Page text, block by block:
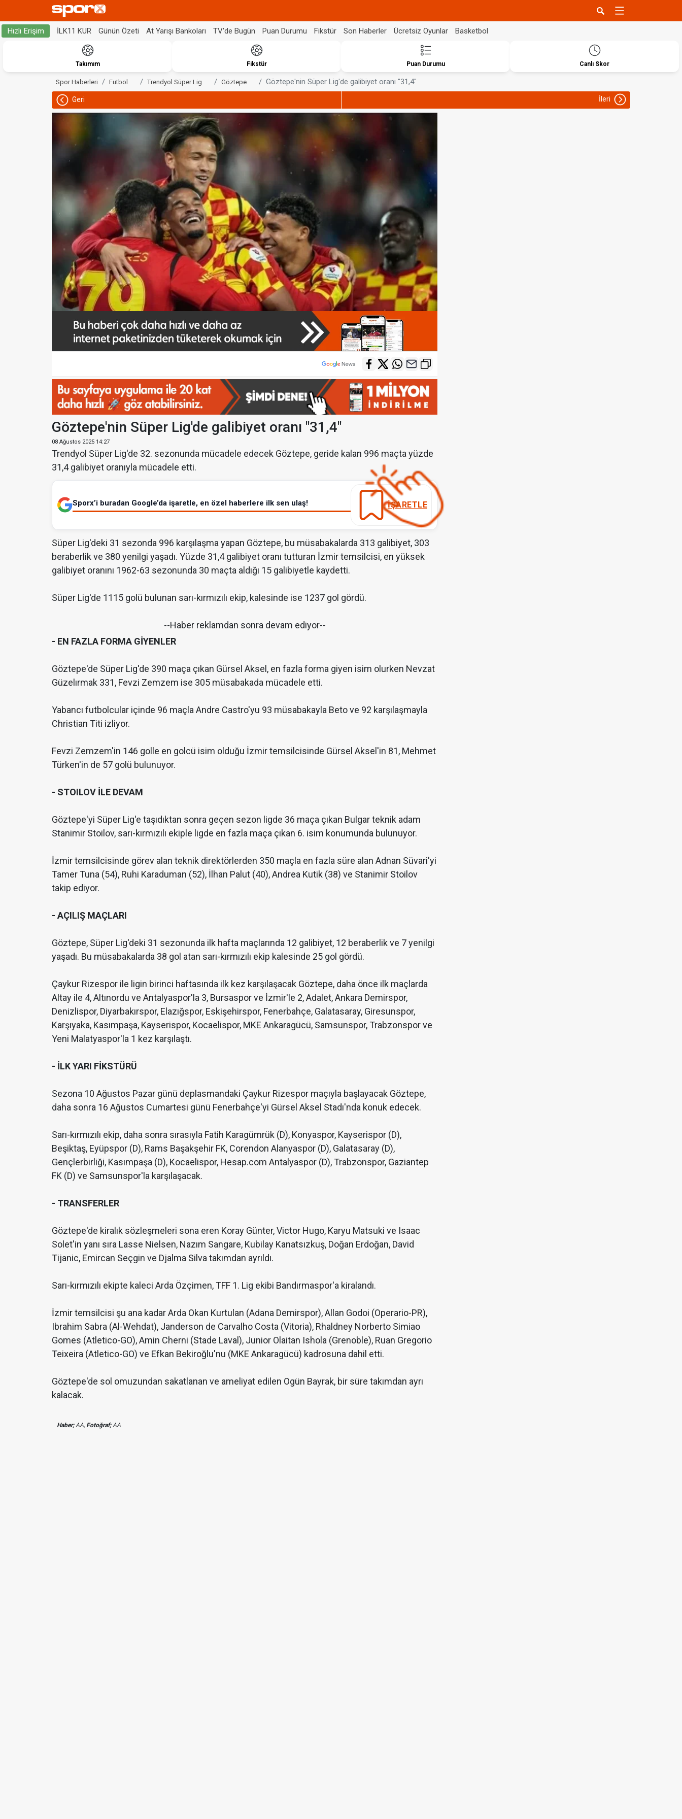
Hızlı Erişim İLK11 KUR Günün Özeti At Yarışı Bankoları TV'de Bugün Puan Durumu Fikstür Son Haberler Ücretsiz Oyunlar Basketbol
Takımım Fikstür Puan Durumu Canlı Skor
Spor Haberleri Futbol Trendyol Süper Lig Göztepe Göztepe'nin Süper Lig'de galibiyet oranı "31,4"
Geri İleri
Göztepe'nin Süper Lig'de galibiyet oranı "31,4"
08 Ağustos 2025 14:27
Trendyol Süper Lig'de 32. sezonunda mücadele edecek Göztepe, geride kalan 996 maçta yüzde
31,4 galibiyet oranıyla mücadele etti.
Sporx’i buradan Google’da işaretle, en özel haberlere ilk sen ulaş! İŞARETLE
Süper Lig'deki 31 sezonda 996 karşılaşma yapan Göztepe, bu müsabakalarda 313 galibiyet, 303
beraberlik ve 380 yenilgi yaşadı. Yüzde 31,4 galibiyet oranı tutturan İzmir temsilcisi, en yüksek
galibiyet oranını 1962-63 sezonunda 30 maçta aldığı 15 galibiyetle kaydetti.
Süper Lig'de 1115 golü bulunan sarı-kırmızılı ekip, kalesinde ise 1237 gol gördü.
--Haber reklamdan sonra devam ediyor--
- EN FAZLA FORMA GİYENLER
Göztepe'de Süper Lig'de 390 maça çıkan Gürsel Aksel, en fazla forma giyen isim olurken Nevzat
Güzelırmak 331, Fevzi Zemzem ise 305 müsabakada mücadele etti.
Yabancı futbolcular içinde 96 maçla Andre Castro'yu 93 müsabakayla Beto ve 92 karşılaşmayla
Christian Titi izliyor.
Fevzi Zemzem'in 146 golle en golcü isim olduğu İzmir temsilcisinde Gürsel Aksel'in 81, Mehmet
Türken'in de 57 golü bulunuyor.
- STOILOV İLE DEVAM
Göztepe'yi Süper Lig'e taşıdıktan sonra geçen sezon ligde 36 maça çıkan Bulgar teknik adam
Stanimir Stoilov, sarı-kırmızılı ekiple ligde en fazla maça çıkan 6. isim konumunda bulunuyor.
İzmir temsilcisinde görev alan teknik direktörlerden 350 maçla en fazla süre alan Adnan Süvari'yi
Tamer Tuna (54), Ruhi Karaduman (52), İlhan Palut (40), Andrea Kutik (38) ve Stanimir Stoilov
takip ediyor.
- AÇILIŞ MAÇLARI
Göztepe, Süper Lig'deki 31 sezonunda ilk hafta maçlarında 12 galibiyet, 12 beraberlik ve 7 yenilgi
yaşadı. Bu müsabakalarda 38 gol atan sarı-kırmızılı ekip kalesinde 25 gol gördü.
Çaykur Rizespor ile ligin birinci haftasında ilk kez karşılaşacak Göztepe, daha önce ilk maçlarda
Altay ile 4, Altınordu ve Antalyaspor'la 3, Bursaspor ve İzmir'le 2, Adalet, Ankara Demirspor,
Denizlispor, Diyarbakırspor, Elazığspor, Eskişehirspor, Fenerbahçe, Galatasaray, Giresunspor,
Karşıyaka, Kasımpaşa, Kayserispor, Kocaelispor, MKE Ankaragücü, Samsunspor, Trabzonspor ve
Yeni Malatyaspor'la 1 kez karşılaştı.
- İLK YARI FİKSTÜRÜ
Sezona 10 Ağustos Pazar günü deplasmandaki Çaykur Rizespor maçıyla başlayacak Göztepe,
daha sonra 16 Ağustos Cumartesi günü Fenerbahçe'yi Gürsel Aksel Stadı'nda konuk edecek.
Sarı-kırmızılı ekip, daha sonra sırasıyla Fatih Karagümrük (D), Konyaspor, Kayserispor (D),
Beşiktaş, Eyüpspor (D), Rams Başakşehir FK, Corendon Alanyaspor (D), Galatasaray (D),
Gençlerbirliği, Kasımpaşa (D), Kocaelispor, Hesap.com Antalyaspor (D), Trabzonspor, Gaziantep
FK (D) ve Samsunspor'la karşılaşacak.
- TRANSFERLER
Göztepe'de kiralık sözleşmeleri sona eren Koray Günter, Victor Hugo, Karyu Matsuki ve Isaac
Solet'in yanı sıra Lasse Nielsen, Nazım Sangare, Kubilay Kanatsızkuş, Doğan Erdoğan, David
Tijanic, Emircan Seçgin ve Djalma Silva takımdan ayrıldı.
Sarı-kırmızılı ekipte kaleci Arda Özçimen, TFF 1. Lig ekibi Bandırmaspor'a kiralandı.
İzmir temsilcisi şu ana kadar Arda Okan Kurtulan (Adana Demirspor), Allan Godoi (Operario-PR),
Ibrahim Sabra (Al-Wehdat), Janderson de Carvalho Costa (Vitoria), Rhaldney Norberto Simiao
Gomes (Atletico-GO), Amin Cherni (Stade Laval), Junior Olaitan Ishola (Grenoble), Ruan Gregorio
Teixeira (Atletico-GO) ve Efkan Bekiroğlu'nu (MKE Ankaragücü) kadrosuna dahil etti.
Göztepe'de sol omuzundan sakatlanan ve ameliyat edilen Ogün Bayrak, bir süre takımdan ayrı
kalacak.
Haber;AA, Fotoğraf;AA